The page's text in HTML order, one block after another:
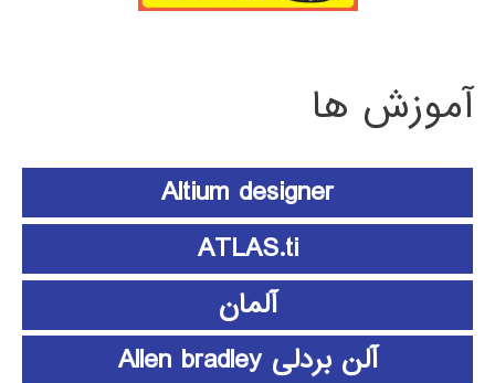
آموزش ها
Altium designer
ATLAS.ti
آلمان
آلن بردلی Allen bradley